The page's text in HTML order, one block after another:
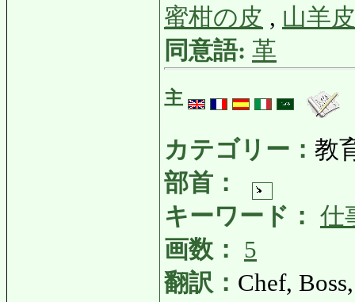
蜜柑の皮 , 山羊皮
同意語: 革
主
カテゴリー： 教
部首：
キーワード： 仕
画数：
5
翻訳： Chef,